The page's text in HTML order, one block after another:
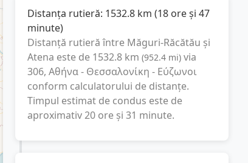
Distanța rutieră: 1532.8 km (18 ore și 47
minute)
Distanță rutieră între Măguri-Răcătău și
Atena este de 1532.8 km (952.4 mi) via
306, Αθήνα - Θεσσαλονίκη - Εύζωνοι
conform calculatorului de distanțe.
Timpul estimat de condus este de
aproximativ20 ore și 31 minute.